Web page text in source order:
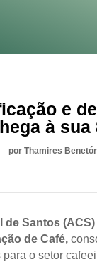
e
à sua
por Thamires
de Santos (ACS)
de Café,
o setor